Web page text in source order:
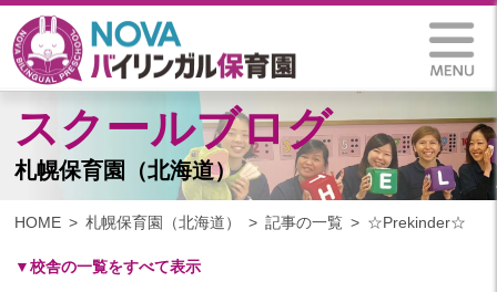
スクールブログ
札幌保育園（北海道）
HOME 札幌保育園（北海道） 記事の一覧 ☆Prekinder☆
▼校舎の一覧をすべて表示